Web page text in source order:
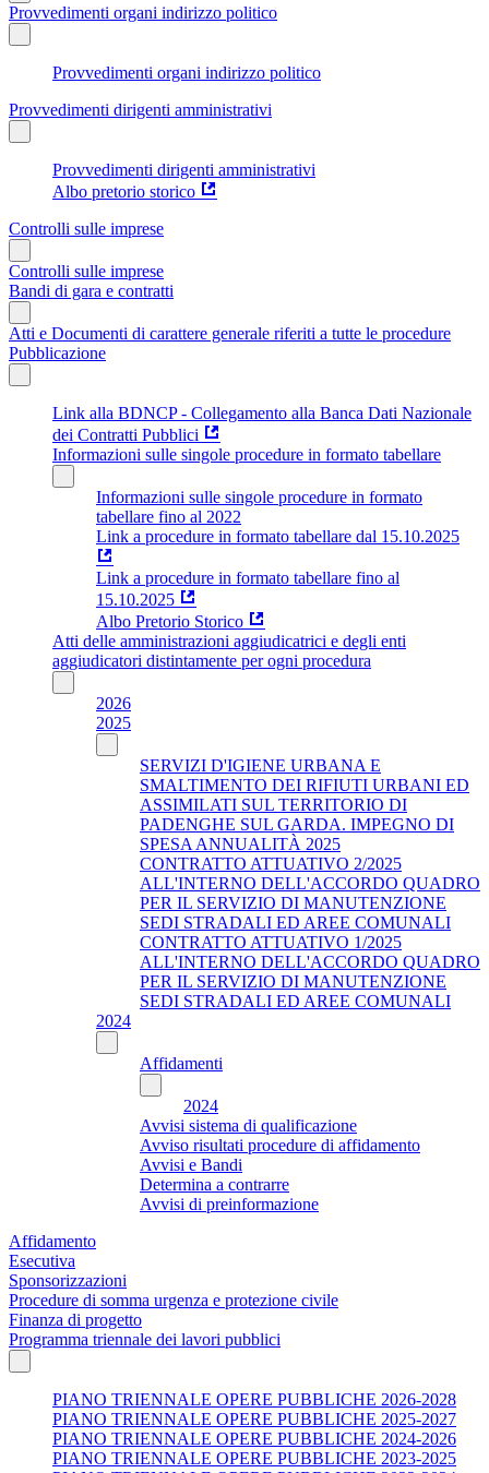
Provvedimenti organi indirizzo politico
Provvedimenti organi indirizzo politico
Provvedimenti dirigenti amministrativi
Provvedimenti dirigenti amministrativi
Albo pretorio storico
Controlli sulle imprese
Controlli sulle imprese
Bandi di gara e contratti
Atti e Documenti di carattere generale riferiti a tutte le procedure
Pubblicazione
Link alla BDNCP - Collegamento alla Banca Dati Nazionale
dei Contratti Pubblici
Informazioni sulle singole procedure in formato tabellare
Informazioni sulle singole procedure in formato
tabellare fino al 2022
Link a procedure in formato tabellare dal 15.10.2025
Link a procedure in formato tabellare fino al
15.10.2025
Albo Pretorio Storico
Atti delle amministrazioni aggiudicatrici e degli enti
aggiudicatori distintamente per ogni procedura
2026
2025
SERVIZI D'IGIENE URBANA E
SMALTIMENTO DEI RIFIUTI URBANI ED
ASSIMILATI SUL TERRITORIO DI
PADENGHE SUL GARDA. IMPEGNO DI
SPESA ANNUALITÀ 2025
CONTRATTO ATTUATIVO 2/2025
ALL'INTERNO DELL'ACCORDO QUADRO
PER IL SERVIZIO DI MANUTENZIONE
SEDI STRADALI ED AREE COMUNALI
CONTRATTO ATTUATIVO 1/2025
ALL'INTERNO DELL'ACCORDO QUADRO
PER IL SERVIZIO DI MANUTENZIONE
SEDI STRADALI ED AREE COMUNALI
2024
Affidamenti
2024
Avvisi sistema di qualificazione
Avviso risultati procedure di affidamento
Avvisi e Bandi
Determina a contrarre
Avvisi di preinformazione
Affidamento
Esecutiva
Sponsorizzazioni
Procedure di somma urgenza e protezione civile
Finanza di progetto
Programma triennale dei lavori pubblici
PIANO TRIENNALE OPERE PUBBLICHE 2026-2028
PIANO TRIENNALE OPERE PUBBLICHE 2025-2027
PIANO TRIENNALE OPERE PUBBLICHE 2024-2026
PIANO TRIENNALE OPERE PUBBLICHE 2023-2025